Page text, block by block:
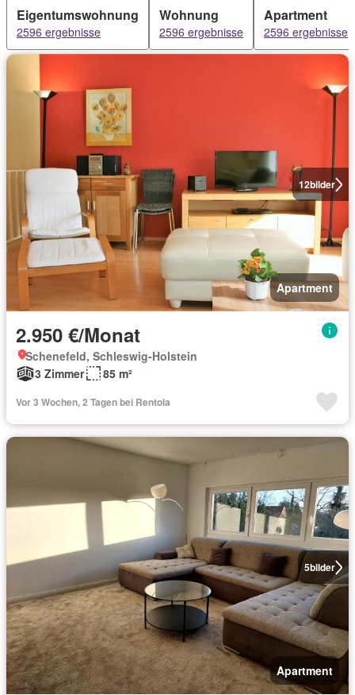
Eigentumswohnung
2596 ergebnisse
Wohnung
2596 ergebnisse
Apartment
2596 ergebnisse
12bilder
Apartment
2.950 €/Monat
Schenefeld, Schleswig-Holstein
3 Zimmer
85 m²
Vor 3 Wochen, 2 Tagen bei Rentola
5bilder
Apartment